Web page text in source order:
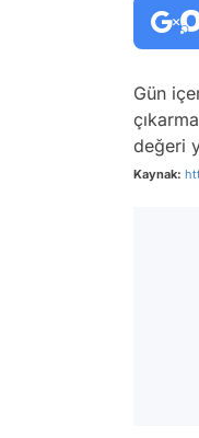
Gün
değeri
Kaynak: